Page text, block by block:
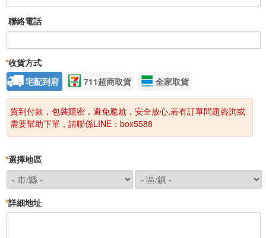
聯絡電話
收貨方式
*
宅配到府
711超商取貨 全家取貨
貨到付款，包裝隱密，避免尷尬，安全放心,若有訂單問題咨詢或
需要幫助下單，請聯係LINE：box5588
選擇地區
*
詳細地址
*